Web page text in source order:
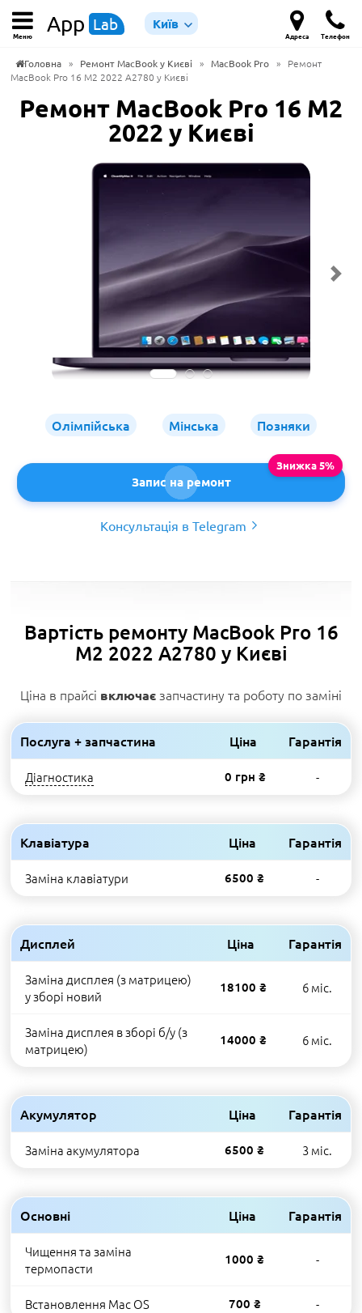
Меню App Lab Київ
Адреса Телефон
Головна » Ремонт MacBook у Києві » MacBook Pro »
Ремонт
MacBook Pro 16 M2 2022 A2780 у Києві
Ремонт MacBook Pro 16 M2
2022 у Києві
Олімпійська Мінська Позняки
Запис на ремонт
Консультація в Telegram
Вартість ремонту MacBook Pro 16
M2 2022 A2780 у Києві
Ціна в прайсі включає запчастину та роботу по заміні
Послуга + запчастина Ціна Гарантія
Діагностика 0 грн ₴ -
Клавіатура Ціна Гарантія
Заміна клавіатури 6500 ₴ -
Дисплей Ціна Гарантія
Заміна дисплея (з матрицею)
у зборі новий
18100 ₴ 6 міс.
Заміна дисплея в зборі б/у (з
матрицею)
14000 ₴ 6 міс.
Акумулятор Ціна Гарантія
Заміна акумулятора 6500 ₴ 3 міс.
Основні Ціна Гарантія
Чищення та заміна
термопасти
1000 ₴ -
Встановлення Mac OS 700 ₴ -